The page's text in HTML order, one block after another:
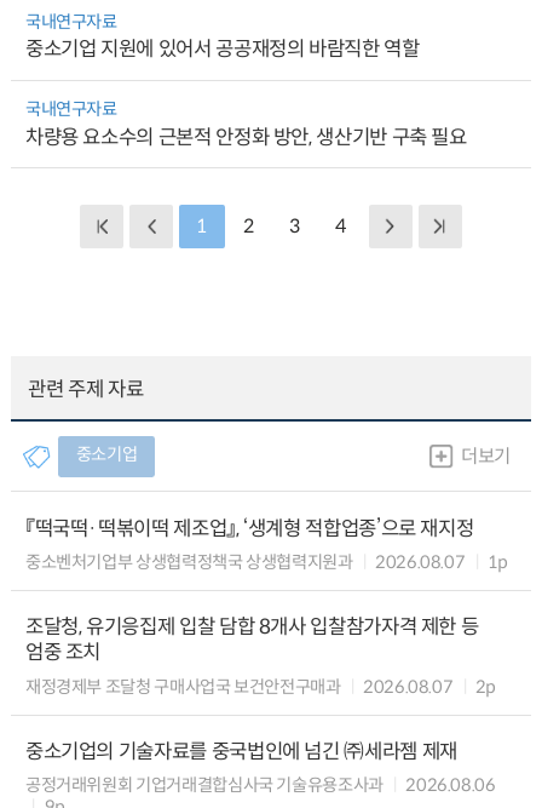
국내연구자료
중소기업 지원에 있어서 공공재정의 바람직한 역할
국내연구자료
차량용 요소수의 근본적 안정화 방안, 생산기반 구축 필요
1 2 3 4
관련 주제 자료
중소기업 더보기
『떡국떡·떡볶이떡 제조업』, ‘생계형 적합업종’으로 재지정
중소벤처기업부 상생협력정책국 상생협력지원과 2026.08.07 1p
조달청, 유기응집제 입찰 담합 8개사 입찰참가자격 제한 등
엄중 조치
재정경제부 조달청 구매사업국 보건안전구매과 2026.08.07 2p
중소기업의 기술자료를 중국법인에 넘긴 ㈜세라젬 제재
공정거래위원회 기업거래결합심사국 기술유용조사과
2026.08.06